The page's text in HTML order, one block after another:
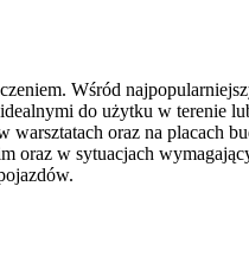
Wśród
do użytku w terenie
oraz na placach
oraz w sytuacjach